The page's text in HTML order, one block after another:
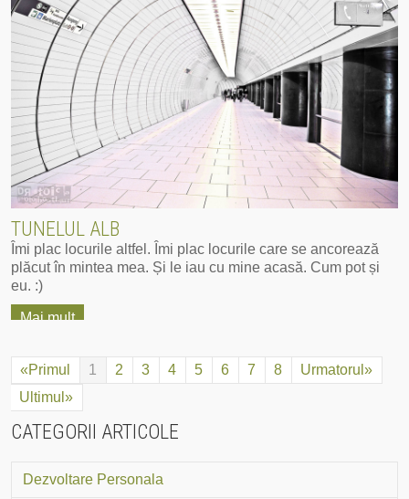
TUNELUL ALB
Îmi plac locurile altfel. Îmi plac locurile care se ancorează
plăcut în mintea mea. Și le iau cu mine acasă. Cum pot și
eu. :)
Mai mult
«Primul 1 2 3 4 5 6 7 8
Urmatorul»
Ultimul»
CATEGORII ARTICOLE
Dezvoltare Personala